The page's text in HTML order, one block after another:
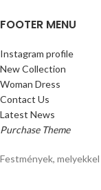
FOOTER MENU
Instagram profile
New Collection
Woman Dress
Contact Us
Latest News
Purchase Theme
Festmények,